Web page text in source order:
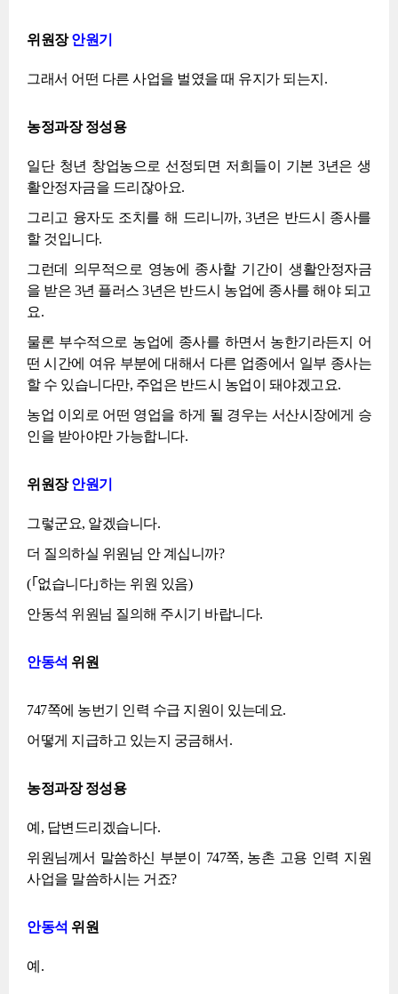
위원장안원기
그래서 어떤 다른 사업을 벌였을 때 유지가 되는지.
농정과장 정성용
일단 청년 창업농으로 선정되면 저희들이 기본 3년은 생
활안정자금을 드리잖아요.
그리고 융자도 조치를 해 드리니까, 3년은 반드시 종사를
할 것입니다.
그런데 의무적으로 영농에 종사할 기간이 생활안정자금
을 받은 3년 플러스 3년은 반드시 농업에 종사를 해야 되고
요.
물론 부수적으로 농업에 종사를 하면서 농한기라든지 어
떤 시간에 여유 부분에 대해서 다른 업종에서 일부 종사는
할 수 있습니다만, 주업은 반드시 농업이 돼야겠고요.
농업 이외로 어떤 영업을 하게 될 경우는 서산시장에게 승
인을 받아야만 가능합니다.
위원장안원기
그렇군요, 알겠습니다.
더 질의하실 위원님 안 계십니까?
(｢없습니다｣하는 위원 있음)
안동석 위원님 질의해 주시기 바랍니다.
안동석 위원
747쪽에 농번기 인력 수급 지원이 있는데요.
어떻게 지급하고 있는지 궁금해서.
농정과장 정성용
예, 답변드리겠습니다.
위원님께서 말씀하신 부분이 747쪽, 농촌 고용 인력 지원
사업을 말씀하시는 거죠?
안동석 위원
예.